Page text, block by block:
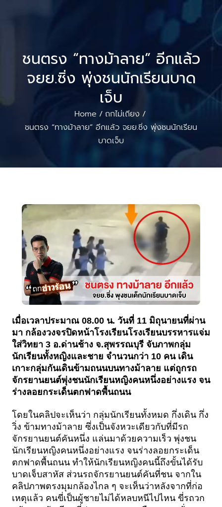
ชนตรง “ทางม้าลาย” อีกแล้ว
จยย.ซิ่ง พุ่งชนนักเรียนบาด
เจ็บ
Home / ถกไม่เถียง /
ชนตรง “ทางม้าลาย” อีกแล้ว จยย.ซิ่ง พุ่งชนนักเรียน
บาดเจ็บ
เมื่อเวลาประมาณ 08.00 น. วันที่ 11 มิถุนายนที่ผ่าน
มา กล้องวงจรปิดหน้าโรงเรียนโรงเรียนบรรหารแจ่ม
ใส่วิทยา 3 อ.ด่านช้าง จ.สุพรรณบุรี จับภาพกลุ่ม
นักเรียนทั้งหญิงและชาย จำนวนกว่า 10 คน เดิน
เกาะกลุ่มกันเดินข้ามถนนบนทางม้าลาย แต่ถูกรถ
จักรยานยนต์พุ่งชนนักเรียนหญิงคนหนึ่งอย่างแรง จน
ร่างลอยกระเด็นตกฟาดพื้นถนน
โดยในคลิปจะเห็นว่า กลุ่มนักเรียนทั้งหมด กึ่งเดิน กึ่ง
วิ่ง ข้ามทางม้าลาย ซึ่งเป็นจังหวะเดียวกับที่มีรถ
จักรยานยนต์คันหนึ่ง แล่นมาด้วยความเร็ว พุ่งชน
นักเรียนหญิงคนหนึ่งอย่างแรง จนร่างลอยกระเด็น
ตกฟาดพื้นถนน ทำให้นักเรียนหญิงคนนี้ถึงขั้นได้รับ
บาดเจ็บสาหัส ส่วนรถจักรยานยนต์คันที่ชน จากใน
คลิปภาพตรงมุมกล้องไกล ๆ จะเห็นว่าหลังจากที่ก่อ
เหตุแล้ว คนขี่เป็นผู้ชายไม่ได้หลบหนีไปไหน ขี่รถวก